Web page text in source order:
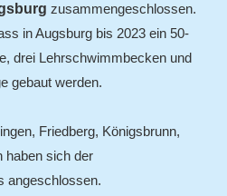
zusammengeschlossen.
in Augsburg bis 2023 ein 50-
drei Lehrschwimmbecken und
gebaut werden.
Friedberg, Königsbrunn,
haben sich der
angeschlossen.